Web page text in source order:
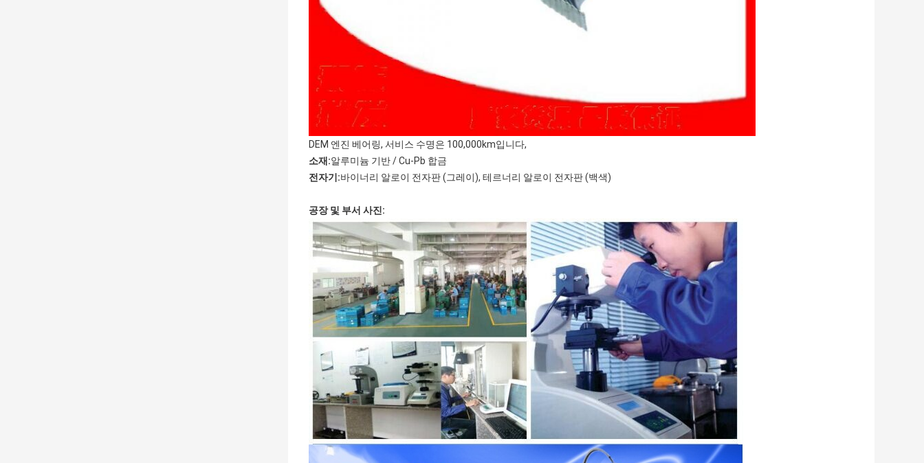
DEM 엔진 베어링, 서비스 수명은 100,000km입니다,
소재:알루미늄 기반 / Cu-Pb 합금
전자기:바이너리 알로이 전자판 (그레이), 테르너리 알로이 전자판 (백색)
공장 및 부서 사진: